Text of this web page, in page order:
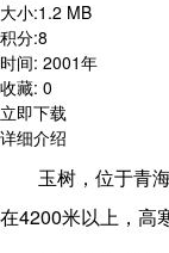
大小:1.2 MB
积分:8
时间: 2001年
收藏: 0
立即下载
详细介绍
玉树，位于青
在4200米以上，高